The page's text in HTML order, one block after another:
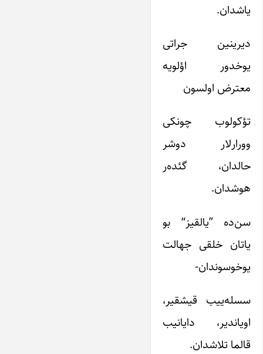
یاشدان.
دیرینین جراتی
یوخدور اؤلویه
معترض اولسون
تؤکولوب چونکی
وورارلار دوشر
حالدان، گئده‌ر
هوشدان.
سن‌ده ”یالقیز“ بو
یاتان خلقی جهالت
یوخوسوندان-
سسله‌ییب قیشقیر،
اویاندیر، دایانیب
قالما تلاشدان.